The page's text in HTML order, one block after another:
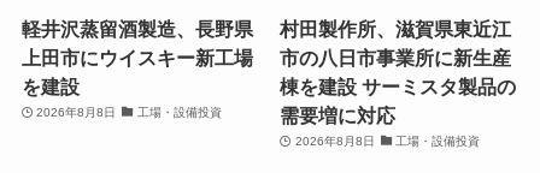
軽井沢蒸留酒製造、長野県
上田市にウイスキー新工場
を建設
2026年8月8日 工場・設備投資
村田製作所、滋賀県東近江
市の八日市事業所に新生産
棟を建設 サーミスタ製品の
需要増に対応
2026年8月8日 工場・設備投資